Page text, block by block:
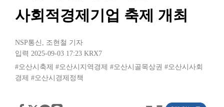
사회적경제기업 축제 개최
NSP통신 , 조현철 기자
입력 2025-09-03 17:23 KRX7
#오산시축제 #오산시지역경제 #오산시골목상권 #오산시사회
경제 #오산시경제정책